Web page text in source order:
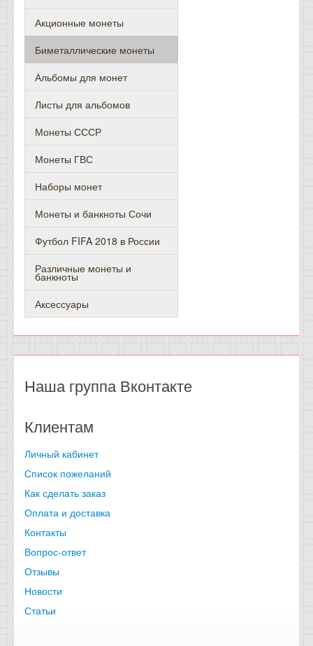
Акционные монеты
Биметаллические монеты
Альбомы для монет
Листы для альбомов
Монеты СССР
Монеты ГВС
Наборы монет
Монеты и банкноты Сочи
Футбол FIFA 2018 в России
Различные монеты и
банкноты
Аксессуары
Наша группа Вконтакте
Клиентам
Личный кабинет
Список пожеланий
Как сделать заказ
Оплата и доставка
Контакты
Вопрос-ответ
Отзывы
Новости
Статьи